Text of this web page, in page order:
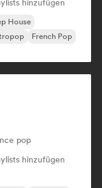
hinzufügen
House
French Pop
pop
hinzufügen